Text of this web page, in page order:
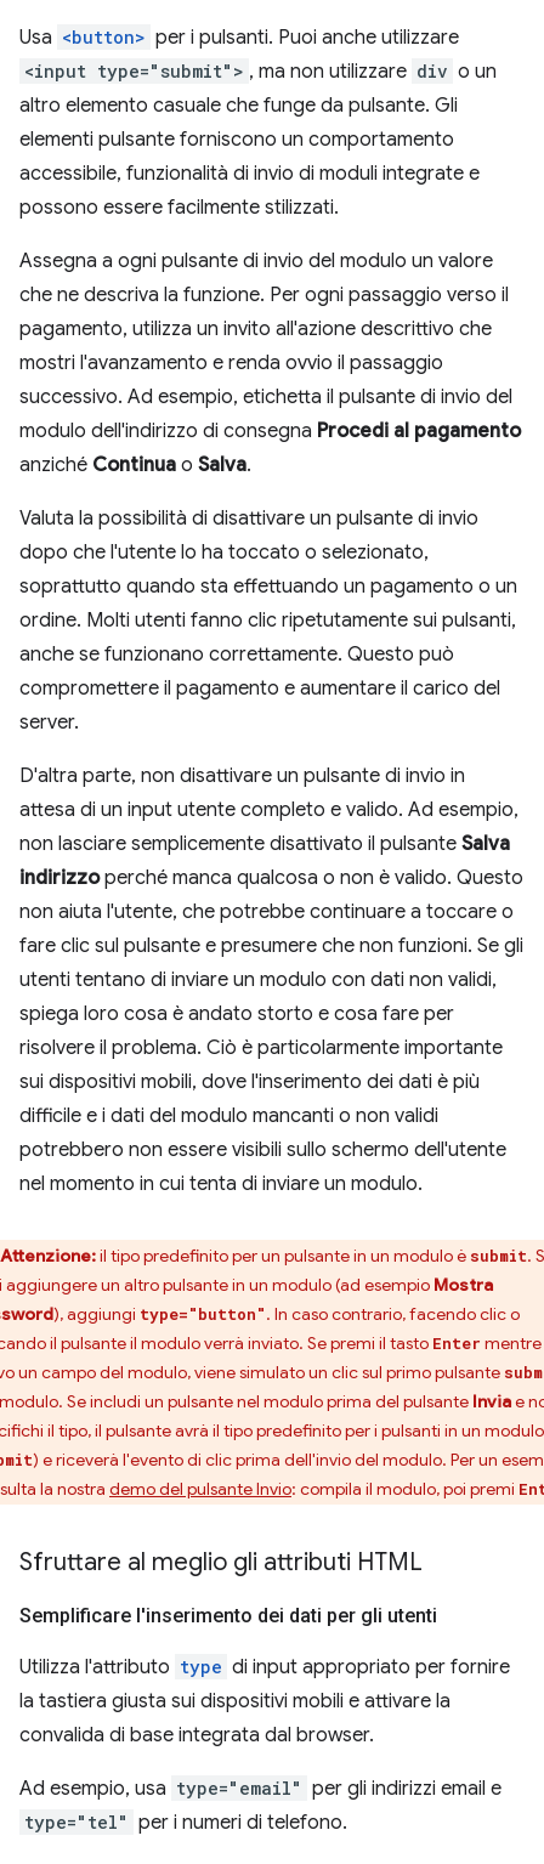
Usa <button> per i pulsanti. Puoi anche utilizzare
<input type="submit"> , ma non utilizzare div o un
altro elemento casuale che funge da pulsante. Gli
elementi pulsante forniscono un comportamento
accessibile, funzionalità di invio di moduli integrate e
possono essere facilmente stilizzati.
Assegna a ogni pulsante di invio del modulo un valore
che ne descriva la funzione. Per ogni passaggio verso il
pagamento, utilizza un invito all'azione descrittivo che
mostri l'avanzamento e renda ovvio il passaggio
successivo. Ad esempio, etichetta il pulsante di invio del
modulo dell'indirizzo di consegna Procedi al pagamento
anziché Continua o Salva.
Valuta la possibilità di disattivare un pulsante di invio
dopo che l'utente lo ha toccato o selezionato,
soprattutto quando sta effettuando un pagamento o un
ordine. Molti utenti fanno clic ripetutamente sui pulsanti,
anche se funzionano correttamente. Questo può
compromettere il pagamento e aumentare il carico del
server.
D'altra parte, non disattivare un pulsante di invio in
attesa di un input utente completo e valido. Ad esempio,
non lasciare semplicemente disattivato il pulsante Salva
indirizzoperché manca qualcosa o non è valido. Questo
non aiuta l'utente, che potrebbe continuare a toccare o
fare clic sul pulsante e presumere che non funzioni. Se gli
utenti tentano di inviare un modulo con dati non validi,
spiega loro cosa è andato storto e cosa fare per
risolvere il problema. Ciò è particolarmente importante
sui dispositivi mobili, dove l'inserimento dei dati è più
difficile e i dati del modulo mancanti o non validi
potrebbero non essere visibili sullo schermo dell'utente
nel momento in cui tenta di inviare un modulo.
Attenzione:il tipo predefinito per un pulsante in un modulo è submit.
aggiungere un altro pulsante in un modulo (ad esempio Mostra
), aggiungi type="button". In caso contrario, facendo clic o
il pulsante il modulo verrà inviato. Se premi il tasto Enter mentre
un campo del modulo, viene simulato un clic sul primo pulsante
Se includi un pulsante nel modulo prima del pulsante Inviae
il tipo, il pulsante avrà il tipo predefinito per i pulsanti in un modulo
) e riceverà l'evento di clic prima dell'invio del modulo. Per un
la nostra demo del pulsante Invio: compila il modulo, poi premi
Sfruttare al meglio gli attributi HTML
Semplificare l'inserimento dei dati per gli utenti
Utilizza l'attributo type di input appropriato per fornire
la tastiera giusta sui dispositivi mobili e attivare la
convalida di base integrata dal browser.
Ad esempio, usa type="email" per gli indirizzi email e
type="tel" per i numeri di telefono.